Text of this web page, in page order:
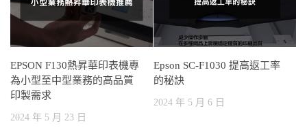
EPSON F130熱昇華印表機專
為小型至中型業務的高品質
印製需求
2024 年 5 月 23 日
Epson SC-F1030 提高返工率
的秘訣
2024 年 5 月 6 日